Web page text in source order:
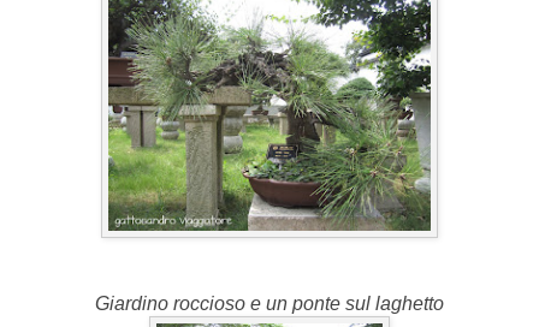
Giardino roccioso e un ponte sul laghetto